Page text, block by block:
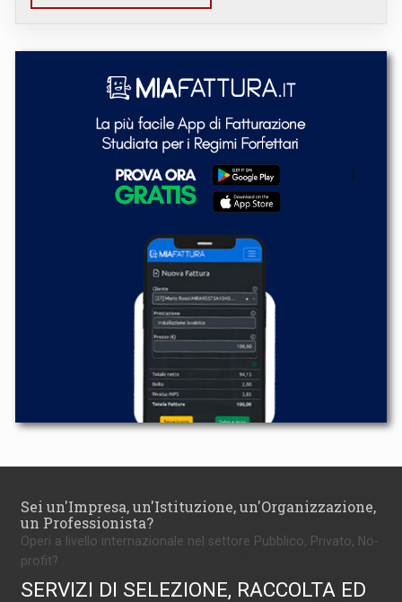
Sei un'Impresa, un'Istituzione, un'Organizzazione,
un Professionista?
Operi a livello internazionale nel settore Pubblico, Privato, No-
profit?
SERVIZI DI SELEZIONE, RACCOLTA ED